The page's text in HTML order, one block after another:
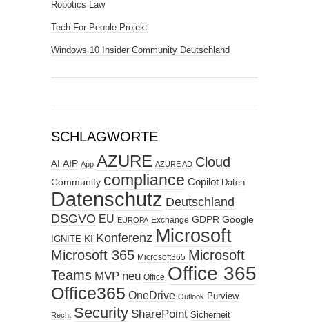
Robotics Law
Tech-For-People Projekt
Windows 10 Insider Community Deutschland
SCHLAGWORTE
AI AIP App AZURE AZURE AD Cloud
Community compliance Copilot Daten
Datenschutz Deutschland
DSGVO EU EUROPA Exchange GDPR Google
IGNITE KI Konferenz Microsoft
Microsoft 365 Microsoft365 Microsoft
Teams MVP neu Office Office 365
Office365 OneDrive Outlook Purview
Recht Security SharePoint Sicherheit